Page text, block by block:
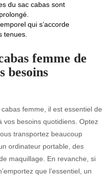
du sac cabas sont
qui s’accorde
tenues.
femme de
besoins
femme, il est essentiel de
vos besoins quotidiens. Optez
transportez beaucoup
ordinateur portable, des
maquillage. En revanche, si
que l’essentiel, un